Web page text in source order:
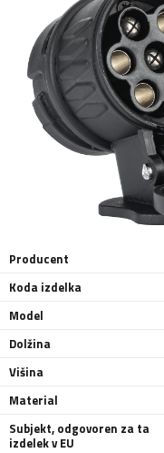
Producent
Koda izdelka
Model
Dolžina
Višina
Material
Subjekt, odgovoren za ta
izdelek v EU